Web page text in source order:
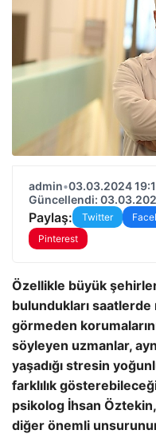
admin•03.03.2024
Güncellendi:
Paylaş: Twitter
Pinterest
Özellikle büyük
bulundukları saatlerde
görmeden
söyleyen uzmanlar,
yaşadığı stresin
farklılık
psikolog İhsan
diğer önemli